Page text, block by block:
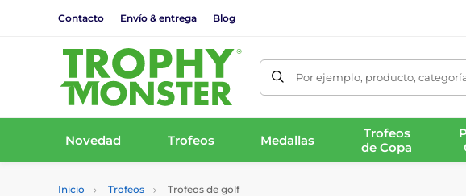
Contacto Envío & entrega Blog
Por ejemplo, producto,
Novedad Trofeos Medallas
Trofeos
de Copa
Inicio Trofeos Trofeos de golf